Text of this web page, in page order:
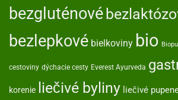
bezgluténové
bezlepkové bielkoviny bio
cestoviny dýchacie cesty Everest Ayurveda
korenie liečivé byliny liečivé